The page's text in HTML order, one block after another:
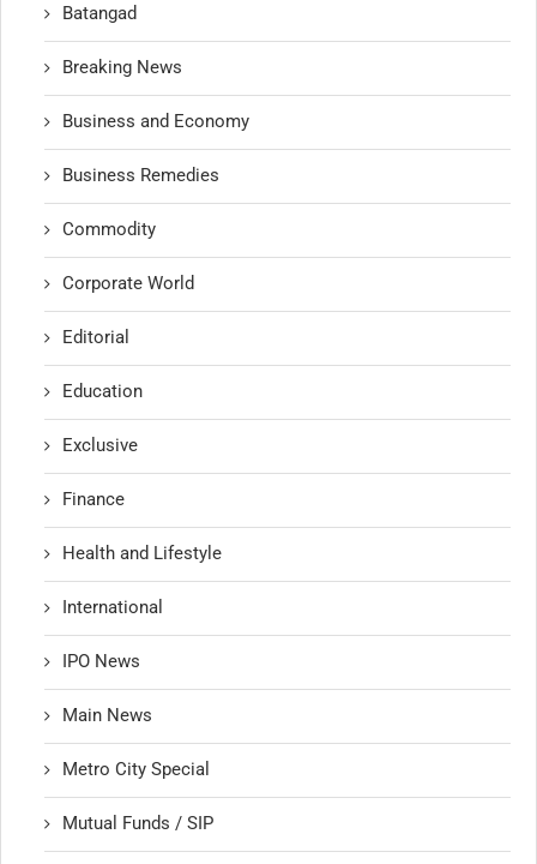
Batangad
Breaking News
Business and Economy
Business Remedies
Commodity
Corporate World
Editorial
Education
Exclusive
Finance
Health and Lifestyle
International
IPO News
Main News
Metro City Special
Mutual Funds / SIP